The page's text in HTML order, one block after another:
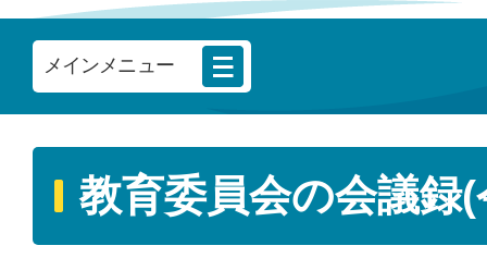
メインメニュー
教育委員会の会議録